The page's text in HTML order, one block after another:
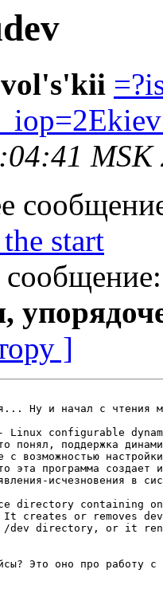
MSK
start
]
Ну и начал с чтения
- Linux configurable
поддержка
с возможностью
эта программа создает
исчезновения в
directory
creates or removes
directory, or it
Это оно про работу